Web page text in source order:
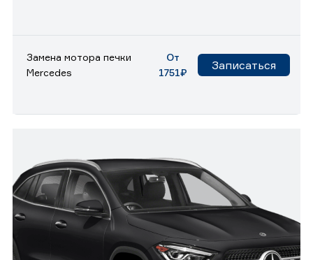
Замена мотора печки
Mercedes
От
1751₽
Записаться